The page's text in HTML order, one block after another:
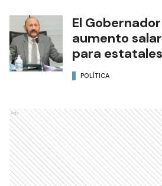
El
aumento
para estatales
POLÍTICA
Ads